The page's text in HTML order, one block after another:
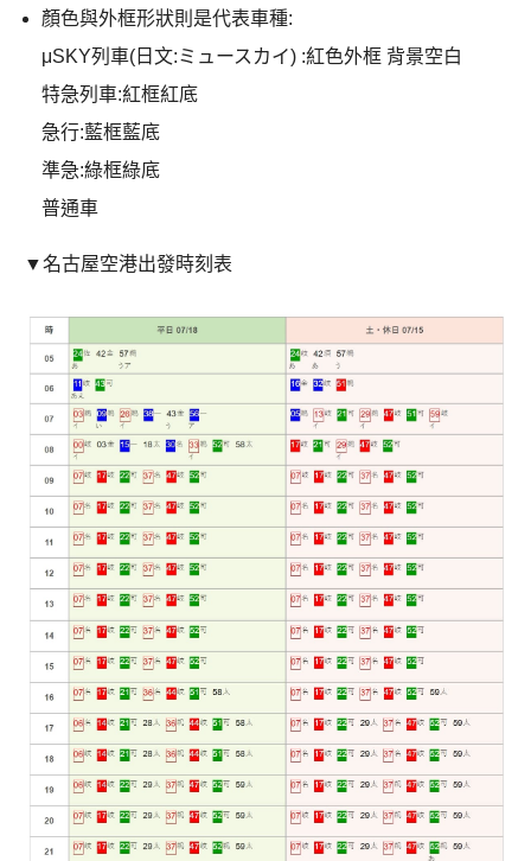
顏色與外框形狀則是代表車種:
μSKY列車(日文:ミュースカイ) :紅色外框 背景空白
特急列車:紅框紅底
急行:藍框藍底
準急:綠框綠底
普通車
▼名古屋空港出發時刻表